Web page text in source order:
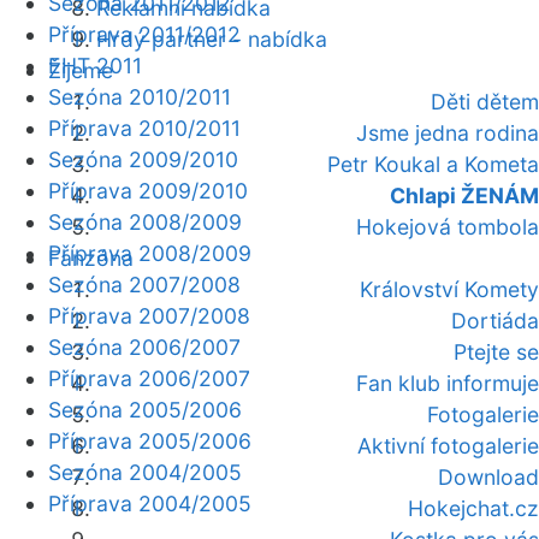
Reklamní nabídka
Hrdý partner - nabídka
Žijeme
Děti dětem
Jsme jedna rodina
Petr Koukal a Kometa
Chlapi ŽENÁM
Hokejová tombola
Fanzóna
Království Komety
Dortiáda
Ptejte se
Fan klub informuje
Fotogalerie
Aktivní fotogalerie
Download
Hokejchat.cz
Příprava 2011/2012
EHT 2011
Sezóna 2010/2011
Příprava 2010/2011
Sezóna 2009/2010
Příprava 2009/2010
Sezóna 2008/2009
Příprava 2008/2009
Sezóna 2007/2008
Příprava 2007/2008
Sezóna 2006/2007
Příprava 2006/2007
Sezóna 2005/2006
Příprava 2005/2006
Sezóna 2004/2005
Příprava 2004/2005